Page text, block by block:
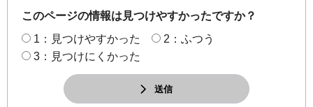
このページの情報は見つけやすかったですか？
1：見つけやすかった
2：ふつう
3：見つけにくかった
送信